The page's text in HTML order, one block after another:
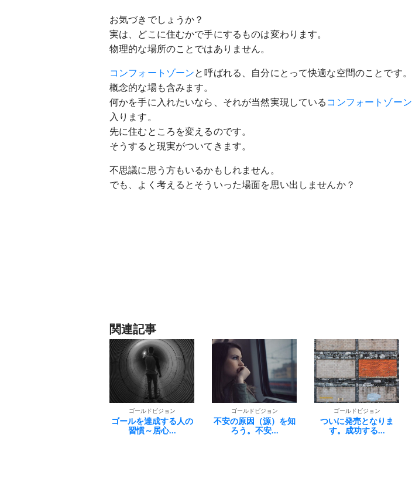
お気づきでしょうか？
実は、どこに住むかで手にするものは変わります。
物理的な場所のことではありません。
コンフォートゾーンと呼ばれる、自分にとって快適な空間のことです。
概念的な場も含みます。
何かを手に入れたいなら、それが当然実現している コンフォートゾーン
入ります。
先に住むところを変えるのです。
そうすると現実がついてきます。
不思議に思う方もいるかもしれません。
でも、よく考えるとそういった場面を思い出しませんか？
関連記事
ゴールドビジョン
不安の原因（源）を知
ろう。不安...
ゴールドビジョン
ついに発売となりま
す。成功する...
ゴールドビジョン
ゴールドビジョン®︎と
コグニテ...